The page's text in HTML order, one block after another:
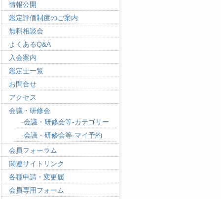
情報公開
鑑定評価制度のご案内
無料相談会
よくあるQ&A
入会案内
鑑定士一覧
お問合せ
アクセス
会議・研修会
会議・研修会等-カテゴリー
会議・研修会等-マイ予約
会員フォーラム
関連サイトリンク
各種申請・変更届
会員専用フォーム